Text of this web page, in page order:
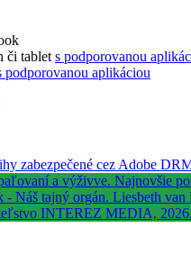
či tablet s podporovanou
podporovanou aplikáciou
zabezpečené cez Adobe